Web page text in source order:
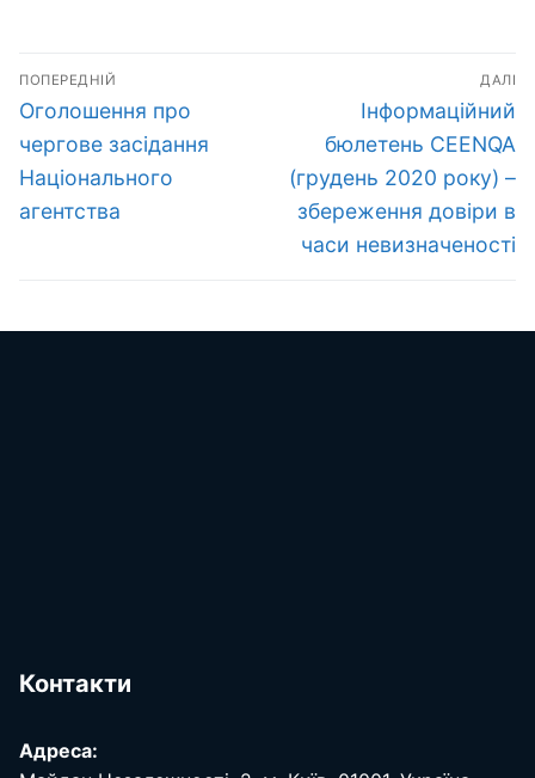
Навігація
записів
ПОПЕРЕДНІЙ
Попередній
запис:
Оголошення про
чергове засідання
Національного
агентства
ДАЛІ
Наступний
запис:
Інформаційний
бюлетень CEENQA
(грудень 2020 року) –
збереження довіри в
часи невизначеності
Контакти
Адреса: